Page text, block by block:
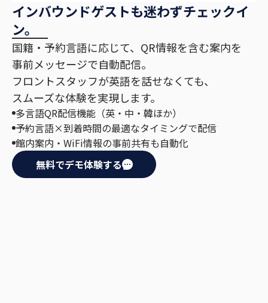
インバウンドゲストも迷わずチェックイ
ン。
国籍・予約言語に応じて、QR情報を含む案内を
事前メッセージで自動配信。
フロントスタッフが英語を話せなくても、
スムーズな体験を実現します。
多言語QR配信機能（英・中・韓ほか）
予約言語×到着時間の最適なタイミングで配信
館内案内・WiFi情報の事前共有も自動化
無料でデモ体験する